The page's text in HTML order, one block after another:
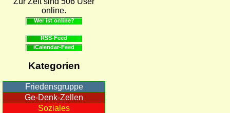
online.
Wer ist online?
RSS-Feed
iCalendar-Feed
Kategorien
Friedensgruppe
Ge-Denk-Zellen
Soziales